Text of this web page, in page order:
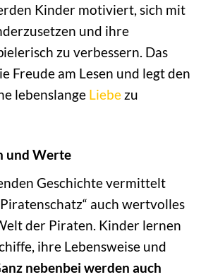
Kinder motiviert, sich mit
und ihre
zu verbessern. Das
Freude am Lesen und legt den
lebenslange Liebe zu
und Werte
Geschichte vermittelt
auch wertvolles
der Piraten. Kinder lernen
ihre Lebensweise und
nebenbei werden auch